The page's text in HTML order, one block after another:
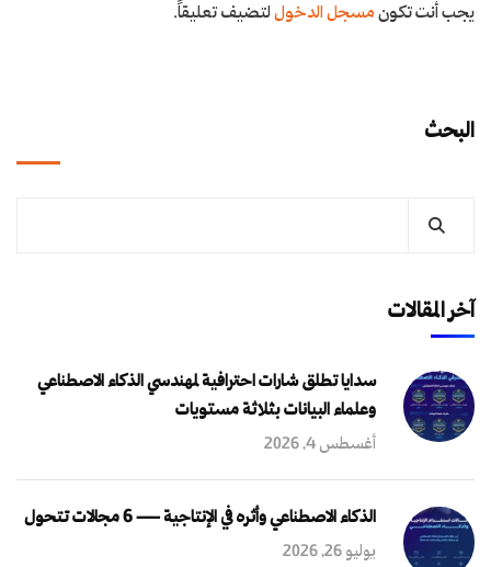
يجب أنت تكونمسجل الدخوللتضيف تعليقاً.
البحث
آخر المقالات
سدايا تطلق شارات احترافية لمهندسي الذكاء الاصطناعي
وعلماء البيانات بثلاثة مستويات
أغسطس 4, 2026
الذكاء الاصطناعي وأثره في الإنتاجية — 6 مجالات تتحول
يوليو 26, 2026